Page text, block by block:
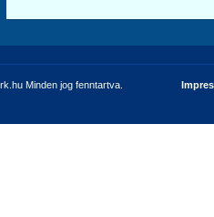
Minden jog fenntartva.